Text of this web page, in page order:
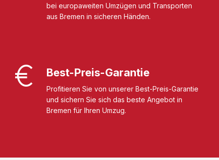
bei europaweiten Umzügen und Transporten
aus Bremen in sicheren Händen.
Best-Preis-Garantie
Profitieren Sie von unserer Best-Preis-Garantie
und sichern Sie sich das beste Angebot in
Bremen für Ihren Umzug.